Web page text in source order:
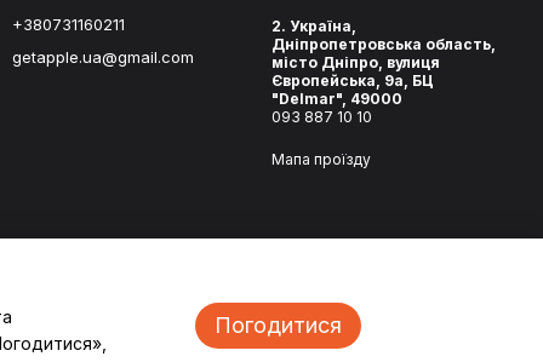
+380731160211
getapple.ua@gmail.com
2. Україна,
Дніпропетровська область,
місто Дніпро, вулиця
Європейська, 9а, БЦ
"Delmar", 49000
093 887 10 10
Мапа проїзду
Погодитися